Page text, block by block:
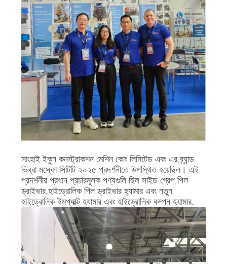
উদ্ধৃতির
জন্য
আবেদন
সাইট
PRIVACY
সাংহাই ইকুন কনস্ট্রাকশন মেশিন কোং লিমিটেড এবং এর ব্র্যান্ড
ভিব্রা মস্কো সিটিটি ২০২৫ প্রদর্শনীতে উপস্থিত হয়েছিল। এই
প্রদর্শনীর প্রধান প্রচারমূলক পণ্যগুলি ছিল সাইড গ্রেপ পিল
ড্রাইভার,হাইড্রোলিক পিল ড্রাইভার হ্যামার এবং নতুন
হাইড্রোলিক ইমপ্যাক্ট হ্যামার এবং হাইড্রোলিক কম্পন হ্যামার.